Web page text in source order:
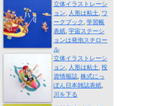
立体イラストレーシ
ョン, 人形は粘土, ワ
ークブック , 学習帳
表紙, 宇宙ステーシ
ョンは発泡スチロー
ル
株式にっぽん...
立体イラストレーシ
ョン, 人形は粘土, 投
資情報誌, 株式にっ
ぽん日本雑誌表紙,
川を下る
収穫の時